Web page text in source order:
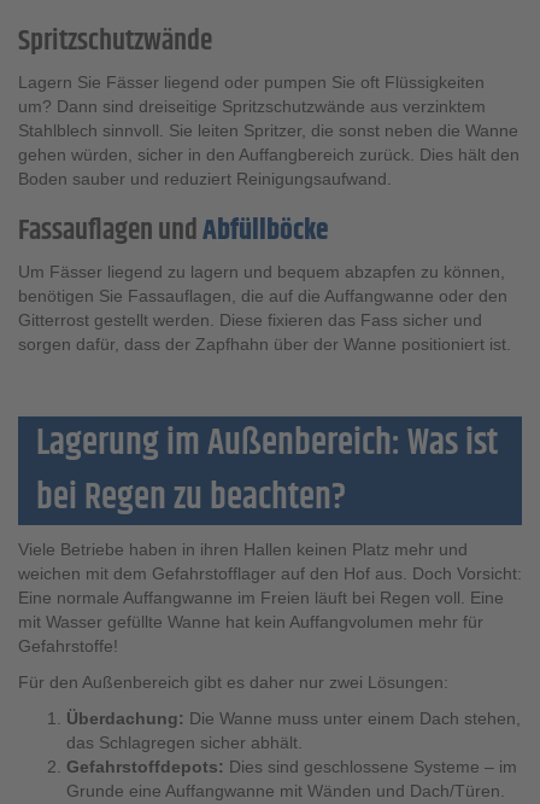
Spritzschutzwände
Lagern Sie Fässer liegend oder pumpen Sie oft Flüssigkeiten
um? Dann sind dreiseitige Spritzschutzwände aus verzinktem
Stahlblech sinnvoll. Sie leiten Spritzer, die sonst neben die Wanne
gehen würden, sicher in den Auffangbereich zurück. Dies hält den
Boden sauber und reduziert Reinigungsaufwand.
Fassauflagen undAbfüllböcke
Um Fässer liegend zu lagern und bequem abzapfen zu können,
benötigen Sie Fassauflagen, die auf die Auffangwanne oder den
Gitterrost gestellt werden. Diese fixieren das Fass sicher und
sorgen dafür, dass der Zapfhahn über der Wanne positioniert ist.
Lagerung im Außenbereich: Was ist
bei Regen zu beachten?
Viele Betriebe haben in ihren Hallen keinen Platz mehr und
weichen mit dem Gefahrstofflager auf den Hof aus. Doch Vorsicht:
Eine normale Auffangwanne im Freien läuft bei Regen voll. Eine
mit Wasser gefüllte Wanne hat kein Auffangvolumen mehr für
Gefahrstoffe!
Für den Außenbereich gibt es daher nur zwei Lösungen:
Überdachung: Die Wanne muss unter einem Dach stehen,
das Schlagregen sicher abhält.
Gefahrstoffdepots: Dies sind geschlossene Systeme – im
Grunde eine Auffangwanne mit Wänden und Dach/Türen.